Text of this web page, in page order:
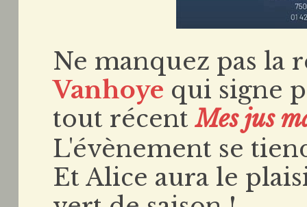
Ne manquez pas la
Vanhoye qui signe
tout récentMes jus
L'évènement se
Et Alice aura le